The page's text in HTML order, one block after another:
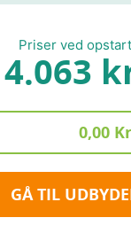
Priser ved opstart
4.063
0,00
GÅ TIL